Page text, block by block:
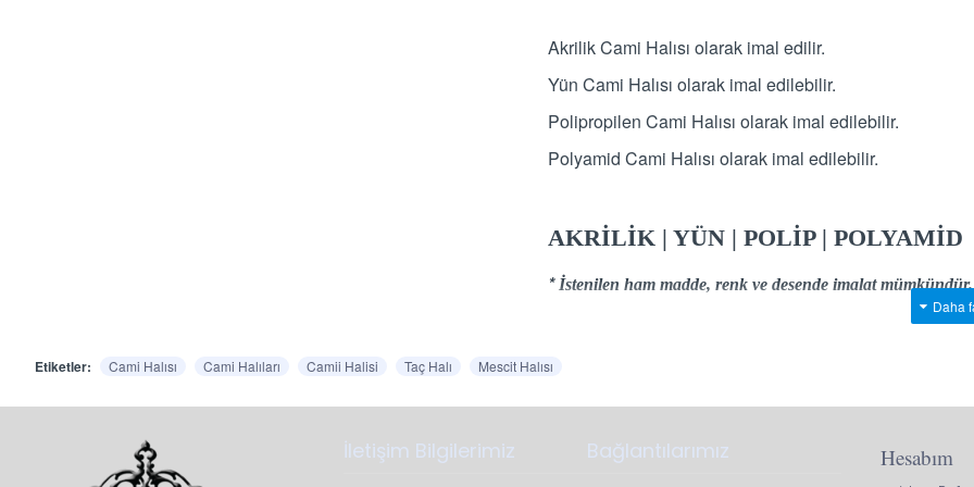
Akrilik Cami Halısı olarak imal edilir.
Yün Cami Halısı olarak imal edilebilir.
Polipropilen Cami Halısı olarak imal edilebilir.
Polyamid Cami Halısı olarak imal edilebilir.
AKRİLİK | YÜN | POLİP | POLYAMİD
* İstenilen ham madde, renk ve desende imalat mümkündür.
Etiketler: Cami Halısı Cami Halıları Camii Halisi Taç Halı Mescit Halısı
İletişim Bilgilerimiz Bağlantılarımız Hesabım